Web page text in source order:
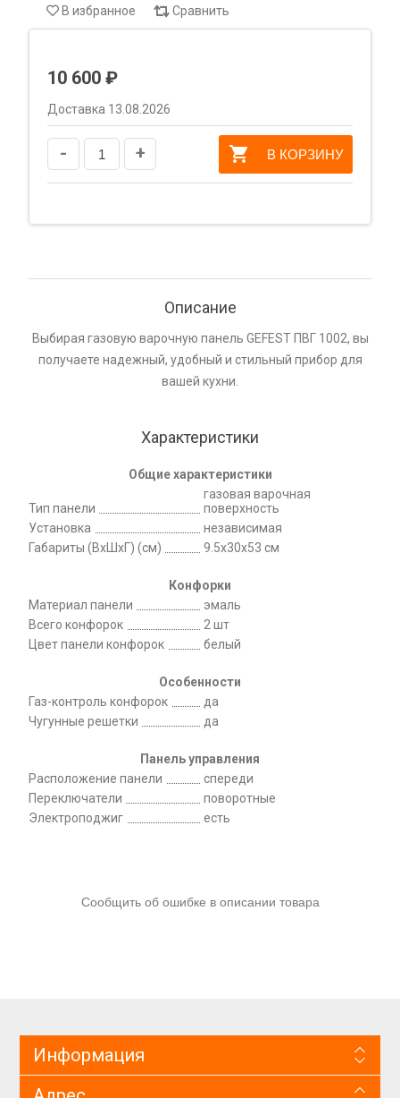
В избранное Сравнить
10 600 ₽
Доставка 13.08.2026
- + В КОРЗИНУ
Описание
Выбирая газовую варочную панель GEFEST ПВГ 1002, вы
получаете надежный, удобный и стильный прибор для
вашей кухни.
Характеристики
Общие характеристики
Тип панели
газовая варочная
поверхность
Установка
независимая
Габариты (ВхШхГ) (см)
9.5x30x53 см
Конфорки
Материал панели
эмаль
Всего конфорок
2 шт
Цвет панели конфорок
белый
Особенности
Газ-контроль конфорок
да
Чугунные решетки
да
Панель управления
Расположение панели
спереди
Переключатели
поворотные
Электроподжиг
есть
Сообщить об ошибке в описании товара
Информация